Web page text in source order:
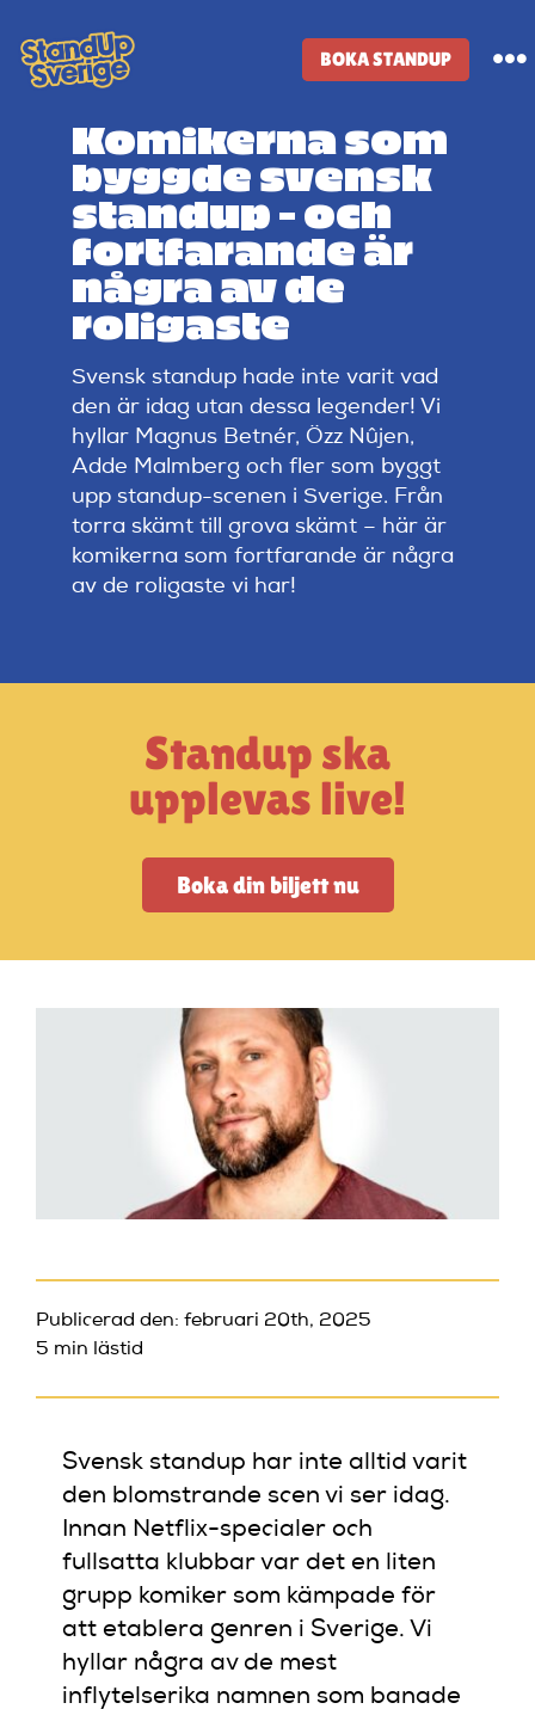
to
content
BOKA STANDUP
Standup-butik
Komiker
Lineup
Tidigare lineup
Klubbar
Artiklar
Kontakta oss
Vanliga frågor
Komikerna som
byggde svensk
standup – och
fortfarande är
några av de
roligaste
Svensk standup hade inte varit vad
den är idag utan dessa legender! Vi
hyllar Magnus Betnér, Özz Nûjen,
Adde Malmberg och fler som byggt
upp standup-scenen i Sverige. Från
torra skämt till grova skämt – här är
komikerna som fortfarande är några
av de roligaste vi har!
Standup ska
upplevas live!
Boka din biljett nu
Publicerad den: februari 20th, 2025
5 min lästid
Svensk standup har inte alltid varit
den blomstrande scen vi ser idag.
Innan Netflix-specialer och
fullsatta klubbar var det en liten
grupp komiker som kämpade för
att etablera genren i Sverige. Vi
hyllar några av de mest
inflytelserika namnen som banade